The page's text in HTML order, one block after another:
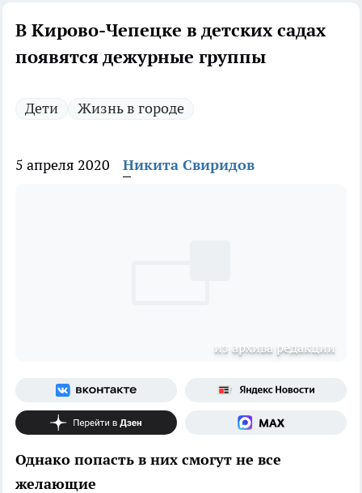
В Кирово-Чепецке в детских садах
появятся дежурные группы
Дети Жизнь в городе
5 апреля 2020 Никита Свиридов
из архива редакции
Однако попасть в них смогут не все
желающие